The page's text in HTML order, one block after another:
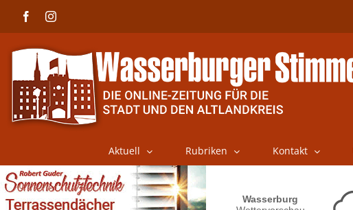
FacebookInstagram
Aktuell Rubriken Kontakt